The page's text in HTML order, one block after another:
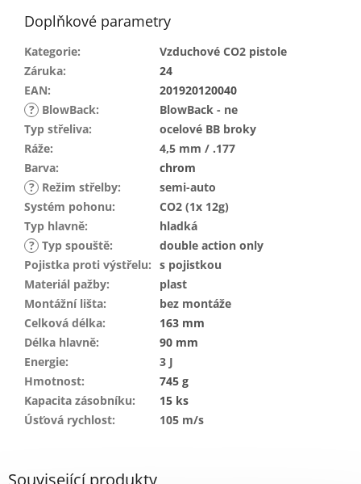
Doplňkové parametry
Kategorie:
Vzduchové CO2 pistole
Záruka:
24
EAN:
201920120040
? BlowBack:
BlowBack - ne
Typ střeliva:
ocelové BB broky
Ráže:
4,5 mm / .177
Barva:
chrom
? Režim střelby:
semi-auto
Systém pohonu:
CO2 (1x 12g)
Typ hlavně:
hladká
? Typ spouště:
double action only
Pojistka proti výstřelu: s pojistkou
Materiál pažby:
plast
Montážní lišta:
bez montáže
Celková délka:
163 mm
Délka hlavně:
90 mm
Energie:
3 J
Hmotnost:
745 g
Kapacita zásobníku:
15 ks
Úsťová rychlost: 105 m/s